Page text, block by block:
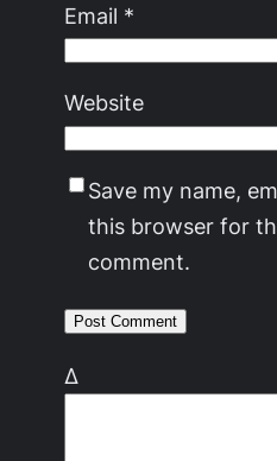
Email *
Website
Save my name,
this browser for
comment.
Δ